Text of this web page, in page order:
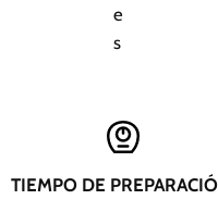
e
s
TIEMPO DE